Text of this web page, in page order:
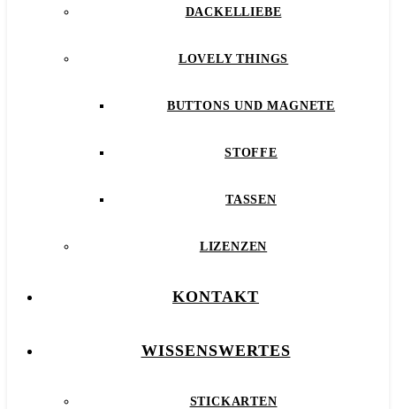
DACKELLIEBE
LOVELY THINGS
BUTTONS UND MAGNETE
STOFFE
TASSEN
LIZENZEN
KONTAKT
WISSENSWERTES
STICKARTEN